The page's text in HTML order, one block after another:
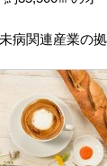
関連産業の拠